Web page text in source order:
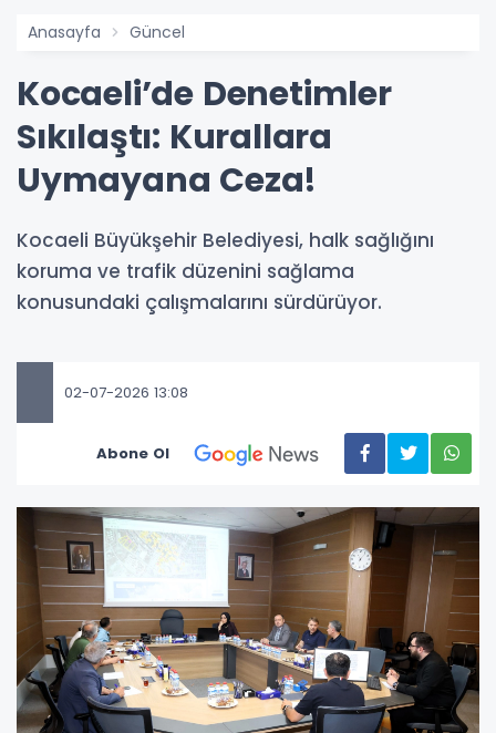
Anasayfa Güncel
Kocaeli’de Denetimler
Sıkılaştı: Kurallara
Uymayana Ceza!
Kocaeli Büyükşehir Belediyesi, halk sağlığını
koruma ve trafik düzenini sağlama
konusundaki çalışmalarını sürdürüyor.
02-07-2026 13:08
Abone Ol